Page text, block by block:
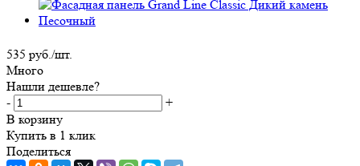
535 руб./шт.
Много
Нашли дешевле?
-
+
В корзину
Купить в 1 клик
Поделиться